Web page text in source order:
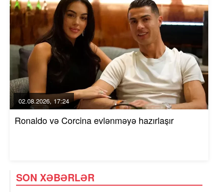
02.08.2026, 17:24
Ronaldo və Corcina evlənməyə hazırlaşır
SON XƏBƏRLƏR